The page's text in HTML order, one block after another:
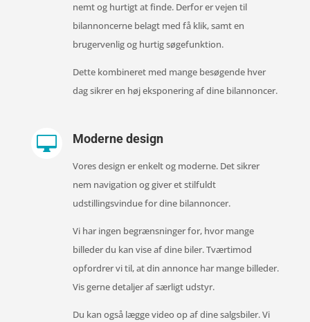
nemt og hurtigt at finde. Derfor er vejen til
bilannoncerne belagt med få klik, samt en
brugervenlig og hurtig søgefunktion.
Dette kombineret med mange besøgende hver
dag sikrer en høj eksponering af dine bilannoncer.
 Moderne design
Vores design er enkelt og moderne. Det sikrer
nem navigation og giver et stilfuldt
udstillingsvindue for dine bilannoncer.
Vi har ingen begrænsninger for, hvor mange
billeder du kan vise af dine biler. Tværtimod
opfordrer vi til, at din annonce har mange billeder.
Vis gerne detaljer af særligt udstyr.
Du kan også lægge video op af dine salgsbiler. Vi